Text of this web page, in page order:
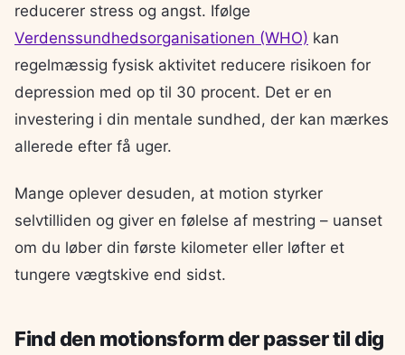
reducerer stress og angst. Ifølge
Verdenssundhedsorganisationen (WHO) kan
regelmæssig fysisk aktivitet reducere risikoen for
depression med op til 30 procent. Det er en
investering i din mentale sundhed, der kan mærkes
allerede efter få uger.
Mange oplever desuden, at motion styrker
selvtilliden og giver en følelse af mestring – uanset
om du løber din første kilometer eller løfter et
tungere vægtskive end sidst.
Find den motionsform der passer til dig